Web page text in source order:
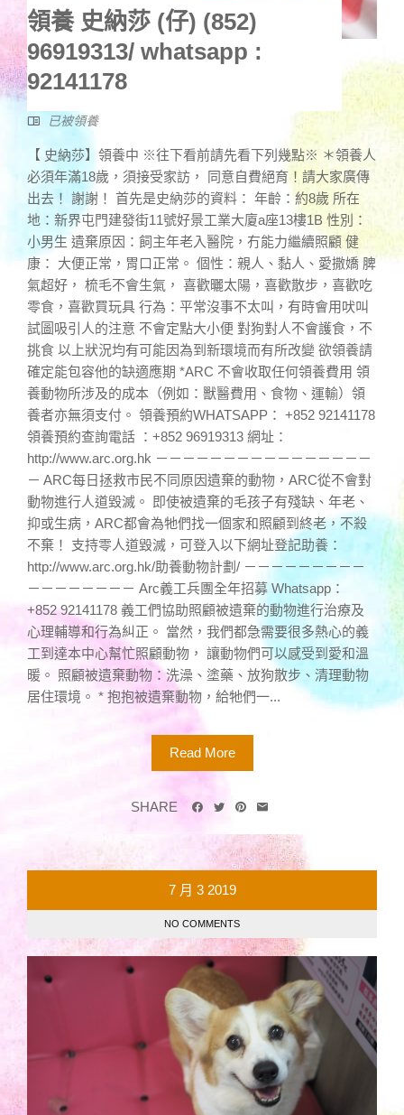
領養 史納莎 (仔) (852)
96919313/ whatsapp :
92141178
已被領養
【 史納莎】領養中 ※往下看前請先看下列幾點※ ＊領養人
必須年滿18歲，須接受家訪， 同意自費絕育！請大家廣傳
出去！ 謝謝！ 首先是史納莎的資料： 年齡：約8歲 所在
地：新界屯門建發街11號好景工業大廈a座13樓1B 性別：
小男生 遺棄原因：飼主年老入醫院，冇能力繼續照顧 健
康： 大便正常，胃口正常。 個性：親人、黏人、愛撒嬌 脾
氣超好， 梳毛不會生氣， 喜歡曬太陽，喜歡散步，喜歡吃
零食，喜歡買玩具 行為：平常沒事不太叫，有時會用吠叫
試圖吸引人的注意 不會定點大小便 對狗對人不會護食，不
挑食 以上狀況均有可能因為到新環境而有所改變 欲領養請
確定能包容他的缺適應期 *ARC 不會收取任何領養費用 領
養動物所涉及的成本（例如：獸醫費用、食物、運輸）領
養者亦無須支付。 領養預約WHATSAPP： +852 92141178
領養預約查詢電話 ：+852 96919313 網址：
http://www.arc.org.hk －－－－－－－－－－－－－－－－
－ ARC每日拯救市民不同原因遺棄的動物，ARC從不會對
動物進行人道毀滅。 即使被遺棄的毛孩子有殘缺、年老、
抑或生病，ARC都會為牠們找一個家和照顧到終老，不殺
不棄！ 支持零人道毀滅，可登入以下網址登記助養：
http://www.arc.org.hk/助養動物計劃/ －－－－－－－－－
－－－－－－－－ Arc義工兵團全年招募 Whatsapp：
+852 92141178 義工們協助照顧被遺棄的動物進行治療及
心理輔導和行為糾正。 當然，我們都急需要很多熱心的義
工到達本中心幫忙照顧動物， 讓動物們可以感受到愛和溫
暖。 照顧被遺棄動物：洗澡、塗藥、放狗散步、清理動物
居住環境。 * 抱抱被遺棄動物，給牠們一...
Read More
SHARE
7 月 3 2019
NO COMMENTS